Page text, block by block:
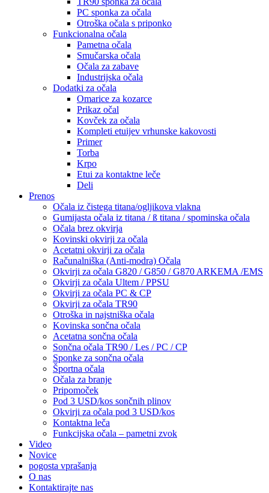
PC sponka za očala
Otroška očala s priponko
Funkcionalna očala
Pametna očala
Smučarska očala
Očala za zabave
Industrijska očala
Dodatki za očala
Omarice za kozarce
Prikaz očal
Kovček za očala
Kompleti etuijev vrhunske kakovosti
Primer
Torba
Krpo
Etui za kontaktne leče
Deli
Prenos
Očala iz čistega titana/ogljikova vlakna
Gumijasta očala iz titana / ß titana / spominska očala
Očala brez okvirja
Kovinski okvirji za očala
Acetatni okvirji za očala
Računalniška (Anti-modra) Očala
Okvirji za očala G820 / G850 / G870 ARKEMA /EMS
Okvirji za očala Ultem / PPSU
Okvirji za očala PC & CP
Okvirji za očala TR90
Otroška in najstniška očala
Kovinska sončna očala
Acetatna sončna očala
Sončna očala TR90 / Les / PC / CP
Sponke za sončna očala
Športna očala
Očala za branje
Pripomoček
Pod 3 USD/kos sončnih plinov
Okvirji za očala pod 3 USD/kos
Kontaktna leča
Funkcijska očala – pametni zvok
Video
Novice
pogosta vprašanja
O nas
Kontaktirajte nas